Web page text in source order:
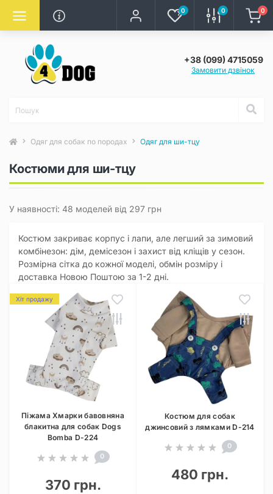
0 0 0
+38 (099) 4715059
Замовити дзвінок
Одяг для собак по породах Одяг для ши-тцу
Костюми для ши-тцу
У наявності: 48 моделей від 297 грн
Костюм закриває корпус і лапи, але легший за зимовий
комбінезон: дім, демісезон і захист від кліщів у сезон.
Розмірна сітка до кожної моделі, обмін розміру і
доставка Новою Поштою за 1-2 дні.
Хіт продажу
Піжама Хмарки бавовняна
блакитна для собак Dogs
Bomba D-224
0
370 грн.
Костюм для собак
джинсовий з лямками D-214
0
480 грн.